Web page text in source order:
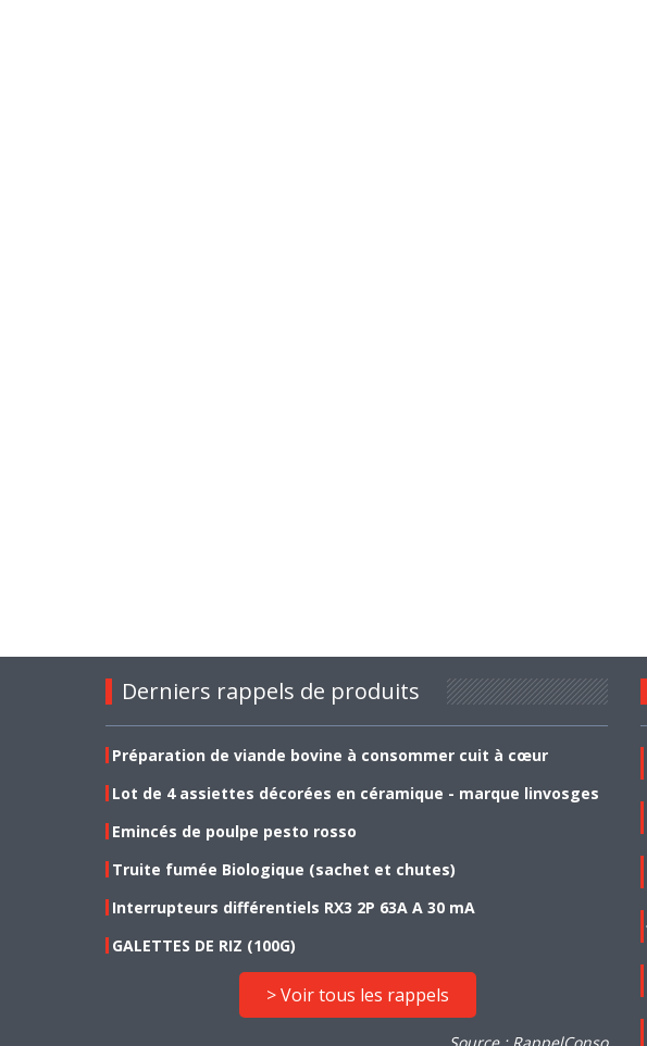
Derniers rappels de produits
Préparation de viande bovine à consommer cuit à cœur
Lot de 4 assiettes décorées en céramique - marque linvosges
Emincés de poulpe pesto rosso
Truite fumée Biologique (sachet et chutes)
Interrupteurs différentiels RX3 2P 63A A 30 mA
GALETTES DE RIZ (100G)
> Voir tous les rappels